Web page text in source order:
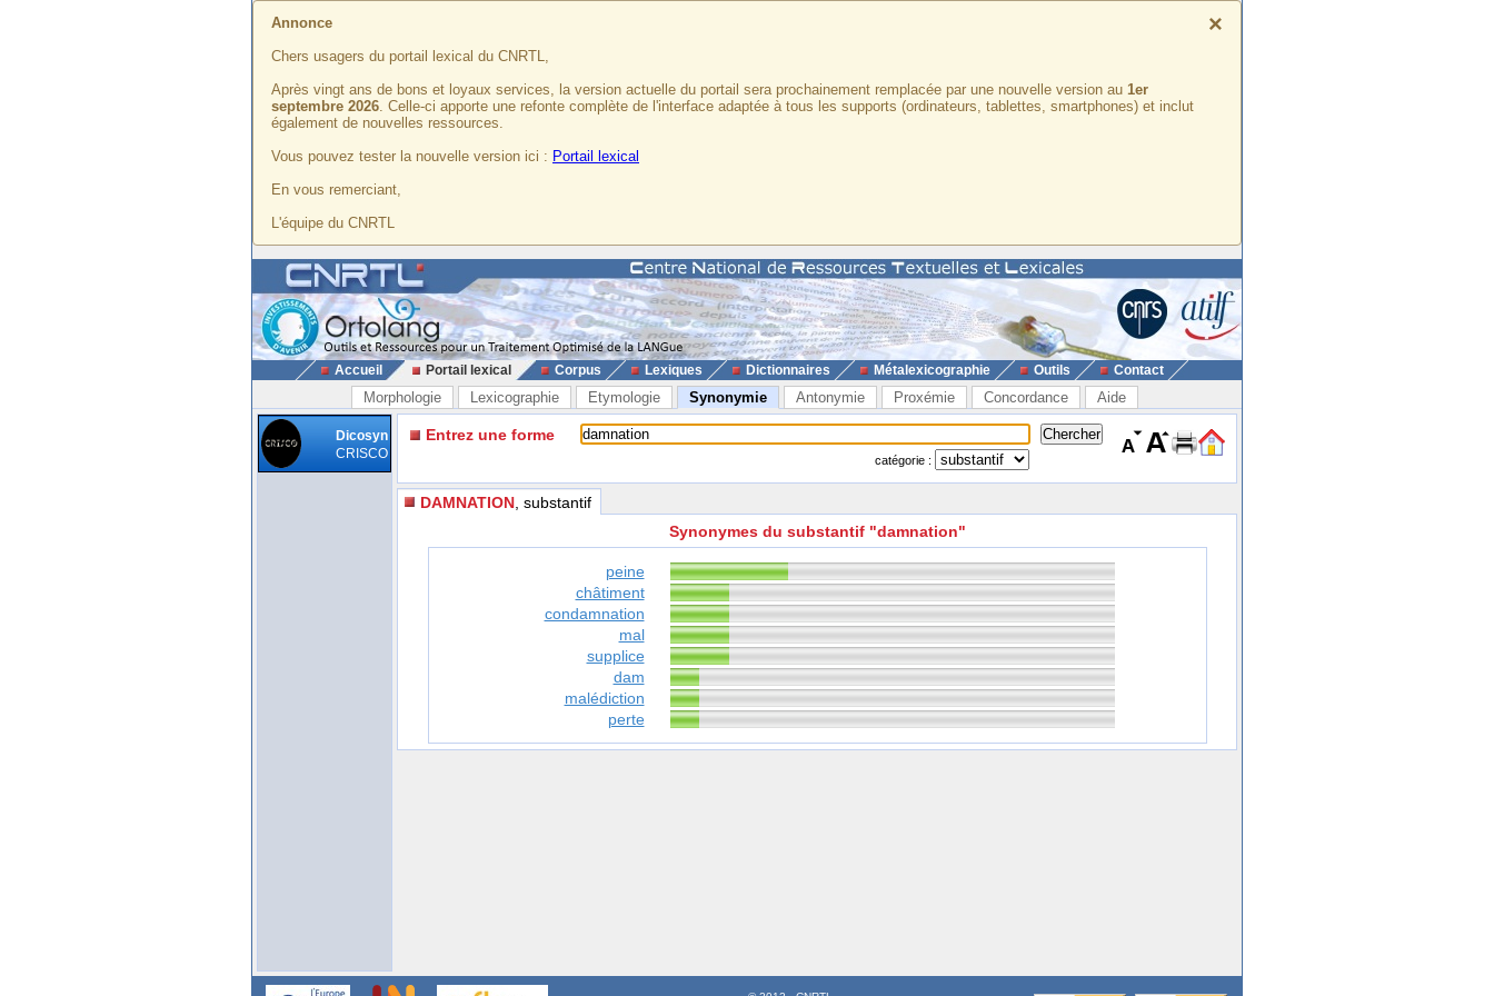
×
Annonce
Chers usagers du portail lexical du CNRTL,
Après vingt ans de bons et loyaux services, la version actuelle du portail sera prochainement remplacée par une nouvelle version au 1er
septembre 2026. Celle-ci apporte une refonte complète de l'interface adaptée à tous les supports (ordinateurs, tablettes, smartphones) et inclut
également de nouvelles ressources.
Vous pouvez tester la nouvelle version ici : Portail lexical
En vous remerciant,
L'équipe du CNRTL
Accueil Portail lexical Corpus Lexiques Dictionnaires Métalexicographie Outils Contact
Morphologie Lexicographie Etymologie Synonymie Antonymie Proxémie Concordance Aide
Dicosyn
CRISCO
Entrez une forme
catégorie :
DAMNATION , substantif
Synonymes du substantif "damnation"
peine
châtiment
condamnation
mal
supplice
dam
malédiction
perte